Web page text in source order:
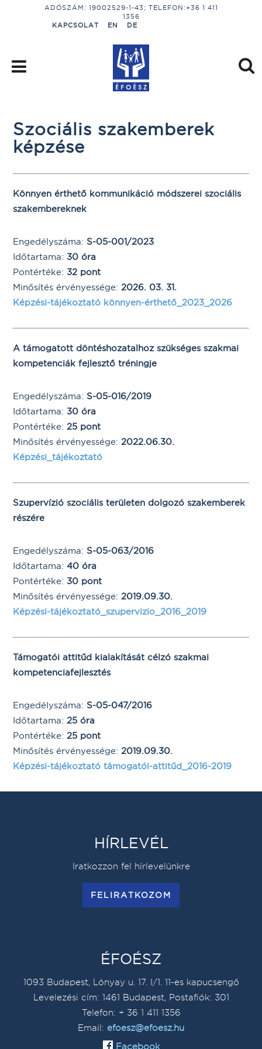
ADÓSZÁM: 19002529-1-43; TELEFON:+36 1 411
1356
KAPCSOLAT
EN DE
Szociális szakemberek
képzése
Könnyen érthető kommunikáció módszerei szociális
szakembereknek
Engedélyszáma: S-05-001/2023
Időtartama:30 óra
Pontértéke:32 pont
Minősítés érvényessége:2026. 03. 31.
Képzési-tájékoztató könnyen-érthető_2023_2026
A támogatott döntéshozatalhoz szükséges szakmai
kompetenciák fejlesztő tréningje
Engedélyszáma: S-05-016/2019
Időtartama:30 óra
Pontértéke:25 pont
Minősítés érvényessége:2022.06.30.
Képzési_tájékoztató
Szupervízió szociális területen dolgozó szakemberek
részére
Engedélyszáma: S-05-063/2016
Időtartama:40 óra
Pontértéke:30 pont
Minősítés érvényessége: 2019.09.30.
Képzési-tájékoztató_szupervizio_2016_2019
Támogatói attitűd kialakítását célzó szakmai
kompetenciafejlesztés
Engedélyszáma: S-05-047/2016
Időtartama:25 óra
Pontértéke:25 pont
Minősítés érvényessége: 2019.09.30.
Képzési-tájékoztató támogatói-attitűd_2016-2019
HÍRLEVÉL
Iratkozzon fel hírlevelünkre
FELIRATKOZOM
ÉFOÉSZ
1093 Budapest, Lónyay u. 17. I/1. 11-es kapucsengő
Levelezési cím: 1461 Budapest, Postafiók: 301
Telefon: + 36 1 411 1356
Email: efoesz@efoesz.hu
Facebook